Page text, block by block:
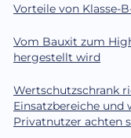
Vorteile von Klasse-
Vom Bauxit zum
hergestellt wird
Wertschutzschrank
Einsatzbereiche und
Privatnutzer achten